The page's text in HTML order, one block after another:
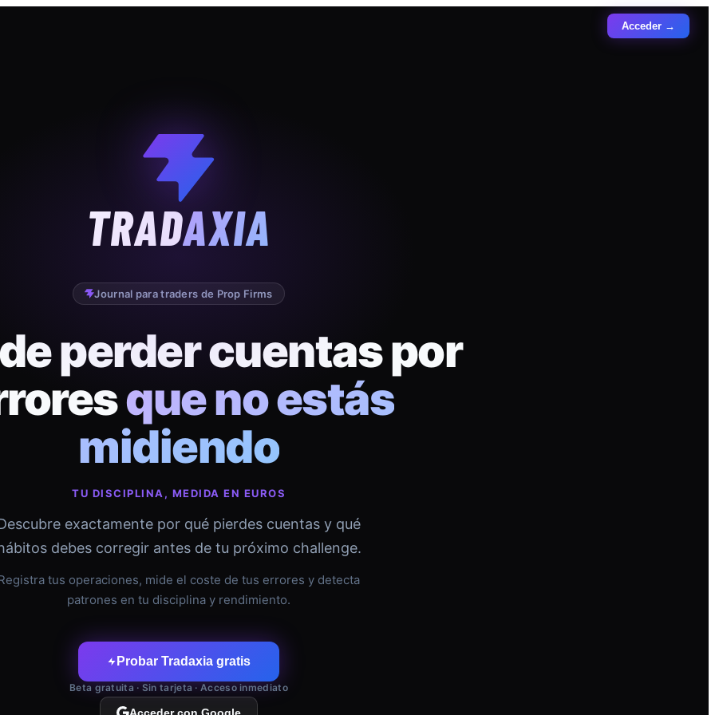
Acceder →
TRADAXIA
Journal para traders de Prop Firms
perder cuentas por
que no estás
midiendo
TU DISCIPLINA, MEDIDA EN EUROS
exactamente por qué pierdes cuentas y qué
debes corregir antes de tu próximo challenge.
tus operaciones, mide el coste de tus errores y detecta
patrones en tu disciplina y rendimiento.
Probar Tradaxia gratis
Beta gratuita · Sin tarjeta · Acceso inmediato